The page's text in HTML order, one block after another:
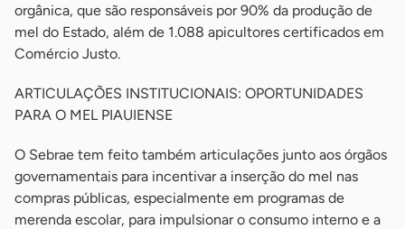
orgânica, que são responsáveis por 90% da produção de
mel do Estado, além de 1.088 apicultores certificados em
Comércio Justo.
ARTICULAÇÕES INSTITUCIONAIS: OPORTUNIDADES
PARA O MEL PIAUIENSE
O Sebrae tem feito também articulações junto aos órgãos
governamentais para incentivar a inserção do mel nas
compras públicas, especialmente em programas de
merenda escolar, para impulsionar o consumo interno e a